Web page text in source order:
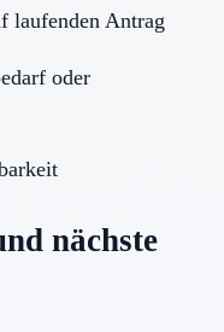
laufenden Antrag
oder
nächste